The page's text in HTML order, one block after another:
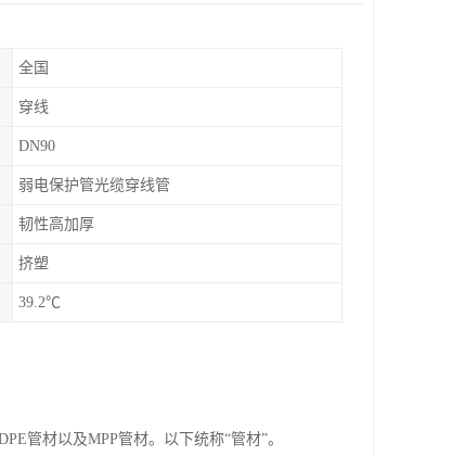
全国
穿线
DN90
弱电保护管光缆穿线管
韧性高加厚
挤塑
39.2℃
管材以及MPP管材。以下统称“管材”。